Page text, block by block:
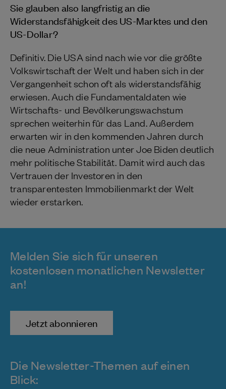
Sie glauben also langfristig an die
Widerstandsfähigkeit des US-Marktes und den
US-Dollar?
Definitiv. Die USA sind nach wie vor die größte
Volkswirtschaft der Welt und haben sich in der
Vergangenheit schon oft als widerstandsfähig
erwiesen. Auch die Fundamentaldaten wie
Wirtschafts- und Bevölkerungswachstum
sprechen weiterhin für das Land. Außerdem
erwarten wir in den kommenden Jahren durch
die neue Administration unter Joe Biden deutlich
mehr politische Stabilität. Damit wird auch das
Vertrauen der Investoren in den
transparentesten Immobilienmarkt der Welt
wieder erstarken.
Die Newsletter-Themen auf einen
Blick:
Melden Sie sich für unseren
kostenlosen monatlichen Newsletter
an!
Jetzt abonnieren